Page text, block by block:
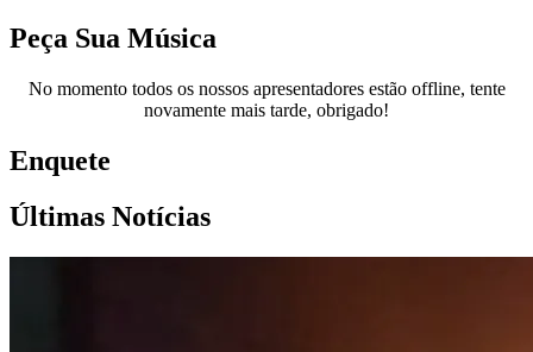
Peça Sua Música
No momento todos os nossos apresentadores estão offline, tente
novamente mais tarde, obrigado!
Enquete
Últimas Notícias